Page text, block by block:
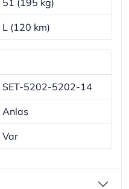
L (120 km)
SET-5202-5202-14
Anlas
Var